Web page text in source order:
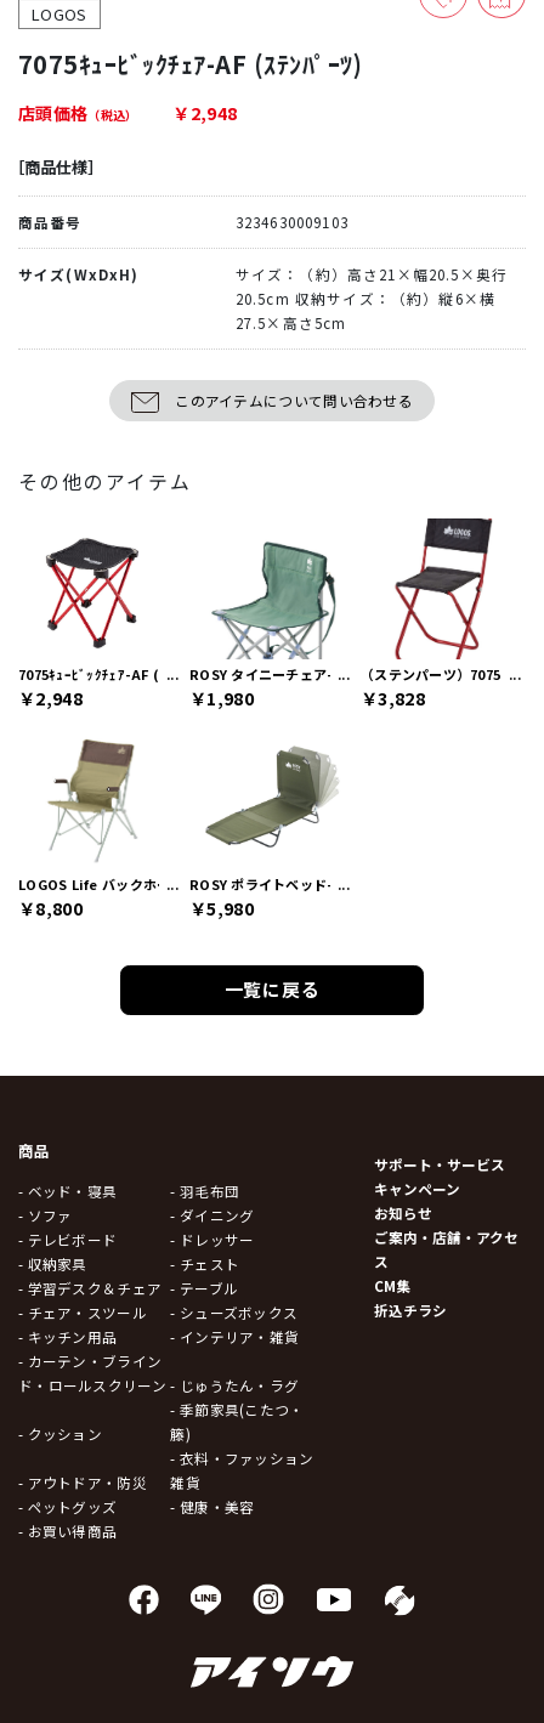
LOGOS
7075ｷｭｰﾋﾞｯｸﾁｪｱ-AF (ｽﾃﾝﾊﾟｰﾂ)
店頭価格 （税込） ￥2,948
［商品仕様］
商品番号 3234630009103
サイズ(WxDxH)
サイズ：（約）高さ21×幅20.5×奥行
20.5cm 収納サイズ：（約）縦6×横
27.5×高さ5cm
このアイテムについて問い合わせる
その他のアイテム
7075ｷｭｰﾋﾞｯｸﾁｪｱ-AF (ｽﾃﾝﾊﾟｰﾂ)
￥2,948
ROSY タイニーチェア-BE
￥1,980
（ステンパーツ）7075トレ
￥3,828
LOGOS Life バックホールドチェア（ブラウン）
￥8,800
ROSY ポライトベッド-BE
￥5,980
一覧に戻る
商品
- ベッド・寝具
- 羽毛布団
- ソファ
- ダイニング
- テレビボード
- ドレッサー
- 収納家具
- チェスト
- 学習デスク＆チェア - テーブル
- チェア・スツール
- シューズボックス
- キッチン用品
- インテリア・雑貨
- カーテン・ブライン
ド・ロールスクリーン - じゅうたん・ラグ
- クッション
- 季節家具(こたつ・
籐)
- アウトドア・防災
- 衣料・ファッション
雑貨
- ペットグッズ
- 健康・美容
- お買い得商品
サポート・サービス
キャンペーン
お知らせ
ご案内・店舗・アクセ
ス
CM集
折込チラシ